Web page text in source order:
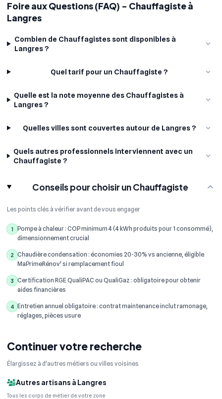
Foire aux Questions (FAQ) - Chauffagiste à
Langres
Combien de Chauffagistes sont disponibles à
Langres ?
Quel tarif pour un Chauffagiste ?
Quelle est la note moyenne des Chauffagistes à
Langres ?
Quelles villes sont couvertes autour de Langres ?
Quels autres professionnels interviennent avec un
Chauffagiste ?
Conseils pour choisir un Chauffagiste
Les points clés à vérifier avant de vous engager
1
Pompe à chaleur : COP minimum 4 (4 kWh produits pour 1 consommé),
dimensionnement crucial
2
Chaudière condensation : économies 20-30% vs ancienne, éligible
MaPrimeRénov' si remplacement fioul
3
Certification RGE QualiPAC ou QualiGaz : obligatoire pour obtenir
aides financières
4 Entretien annuel obligatoire : contrat maintenance inclut ramonage,
réglages, pièces usure
Continuer votre recherche
Élargissez à d'autres métiers ou villes voisines
Autres artisans à Langres
Tous les corps de métier de votre zone